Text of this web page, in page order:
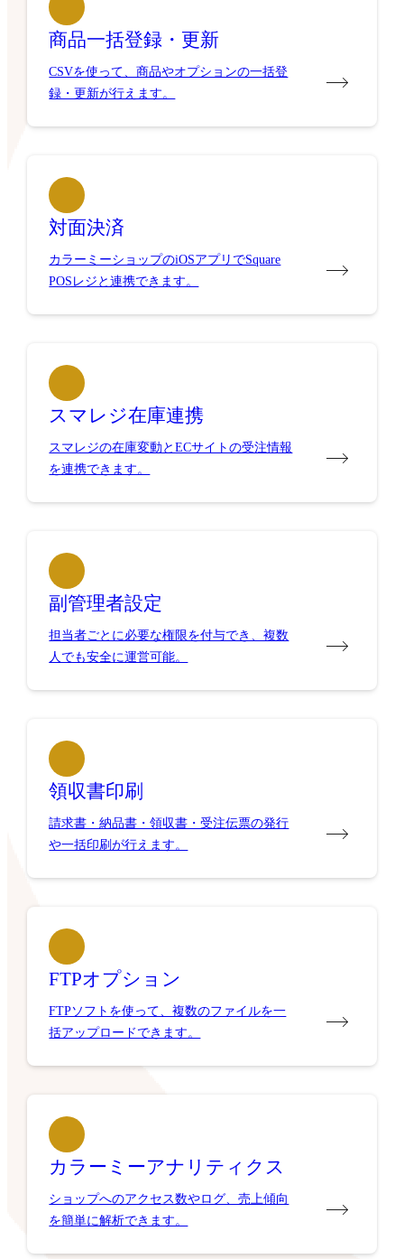
商品一括登録・更新
CSVを使って、商品やオプションの一括登
録・更新が行えます。
対面決済
カラーミーショップのiOSアプリでSquare
POSレジと連携できます。
スマレジ在庫連携
スマレジの在庫変動とECサイトの受注情報
を連携できます。
副管理者設定
担当者ごとに必要な権限を付与でき、複数
人でも安全に運営可能。
領収書印刷
請求書・納品書・領収書・受注伝票の発行
や一括印刷が行えます。
FTPオプション
FTPソフトを使って、複数のファイルを一
括アップロードできます。
カラーミーアナリティクス
ショップへのアクセス数やログ、売上傾向
を簡単に解析できます。